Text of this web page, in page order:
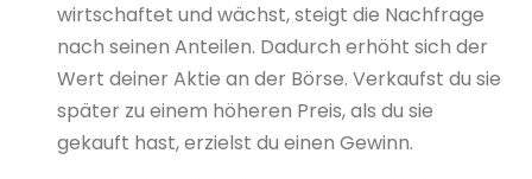
wirtschaftet und wächst, steigt die Nachfrage
nach seinen Anteilen. Dadurch erhöht sich der
Wert deiner Aktie an der Börse. Verkaufst du sie
später zu einem höheren Preis, als du sie
gekauft hast, erzielst du einen Gewinn.